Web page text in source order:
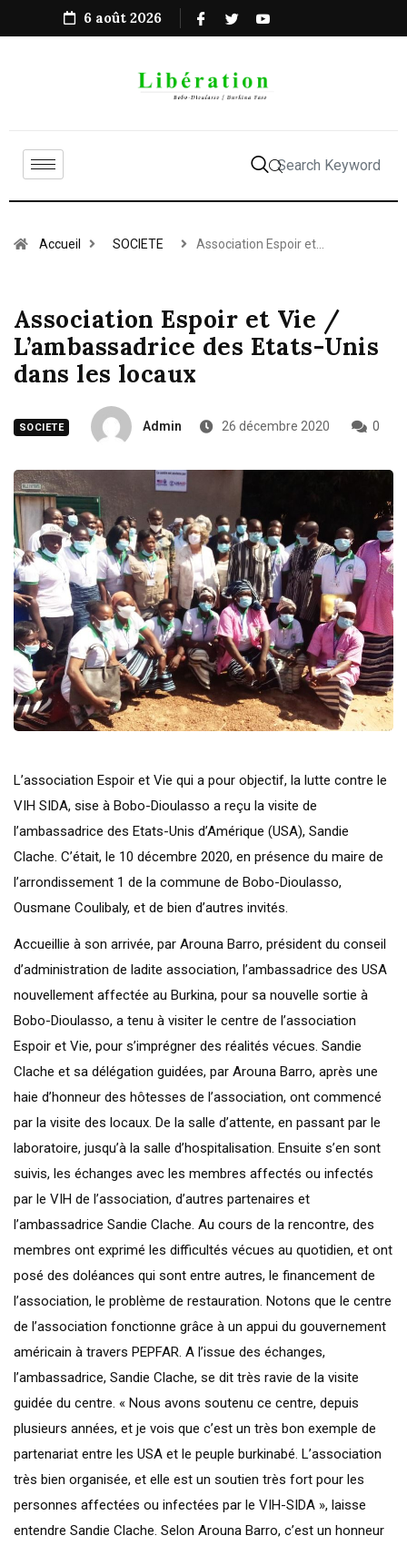
6 août 2026
Accueil SOCIETE Association Espoir et…
Association Espoir et Vie /
L’ambassadrice des Etats-Unis
dans les locaux
SOCIETE Admin 26 décembre 2020 0
L’association Espoir et Vie qui a pour objectif, la lutte contre le
VIH SIDA, sise à Bobo-Dioulasso a reçu la visite de
l’ambassadrice des Etats-Unis d’Amérique (USA), Sandie
Clache. C’était, le 10 décembre 2020, en présence du maire de
l’arrondissement 1 de la commune de Bobo-Dioulasso,
Ousmane Coulibaly, et de bien d’autres invités.
Accueillie à son arrivée, par Arouna Barro, président du conseil
d’administration de ladite association, l’ambassadrice des USA
nouvellement affectée au Burkina, pour sa nouvelle sortie à
Bobo-Dioulasso, a tenu à visiter le centre de l’association
Espoir et Vie, pour s’imprégner des réalités vécues. Sandie
Clache et sa délégation guidées, par Arouna Barro, après une
haie d’honneur des hôtesses de l’association, ont commencé
par la visite des locaux. De la salle d’attente, en passant par le
laboratoire, jusqu’à la salle d’hospitalisation. Ensuite s’en sont
suivis, les échanges avec les membres affectés ou infectés
par le VIH de l’association, d’autres partenaires et
l’ambassadrice Sandie Clache. Au cours de la rencontre, des
membres ont exprimé les difficultés vécues au quotidien, et ont
posé des doléances qui sont entre autres, le financement de
l’association, le problème de restauration. Notons que le centre
de l’association fonctionne grâce à un appui du gouvernement
américain à travers PEPFAR. A l’issue des échanges,
l’ambassadrice, Sandie Clache, se dit très ravie de la visite
guidée du centre. « Nous avons soutenu ce centre, depuis
plusieurs années, et je vois que c’est un très bon exemple de
partenariat entre les USA et le peuple burkinabé. L’association
très bien organisée, et elle est un soutien très fort pour les
personnes affectées ou infectées par le VIH-SIDA », laisse
entendre Sandie Clache. Selon Arouna Barro, c’est un honneur